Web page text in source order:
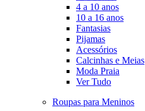
4 a 10 anos
10 a 16 anos
Fantasias
Pijamas
Acessórios
Calcinhas e Meias
Moda Praia
Ver Tudo
Roupas para Meninos